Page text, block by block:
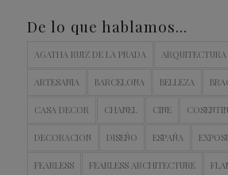
De lo que hablamos…
AGATHA RUIZ DE LA PRADA ARQUITECTURA
ARTESANIA BARCELONA BELLEZA
CASA DECOR CHANEL CINE
DECORACION DISEÑO ESPAÑA
FEARLESS FEARLESS ARCHITECTURE